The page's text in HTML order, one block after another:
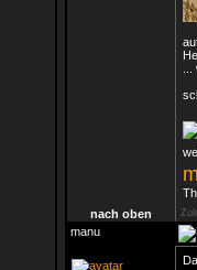
nach oben
manu